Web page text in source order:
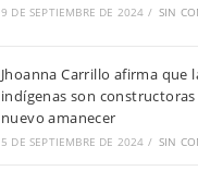
9 DE SEPTIEMBRE DE 2024 / SIN
Jhoanna Carrillo afirma que
indígenas son
nuevo amanecer
5 DE SEPTIEMBRE DE 2024 / SIN